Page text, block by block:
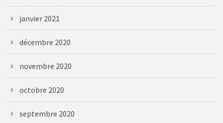
janvier 2021
décembre 2020
novembre 2020
octobre 2020
septembre 2020